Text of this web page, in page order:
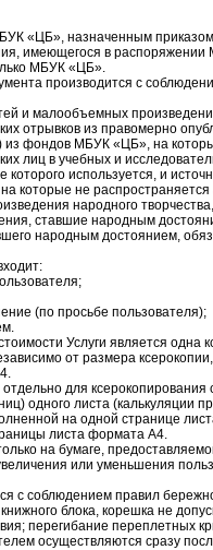
«ЦБ», назначенным
имеющегося в
МБУК «ЦБ».
производится с
и малообъемных
отрывков из правомерно
фондов МБУК «ЦБ», на
лиц в учебных и
используется, и
которые не
народного
ставшие народным
народным достоянием,
(по просьбе пользователя);
Услуги является одна
от размера
для
одного листа (калькуляции
на одной странице
листа формата А4.
на бумаге,
или уменьшения
с соблюдением правил
блока, корешка не
перегибание переплетных
осуществляются сразу